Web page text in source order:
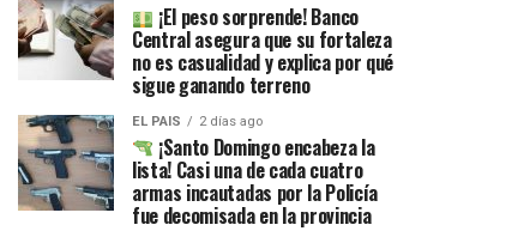
¡El peso sorprende! Banco
Central asegura que su fortaleza
no es casualidad y explica por qué
sigue ganando terreno
EL PAIS 2 días ago
¡Santo Domingo encabeza la
lista! Casi una de cada cuatro
armas incautadas por la Policía
fue decomisada en la provincia